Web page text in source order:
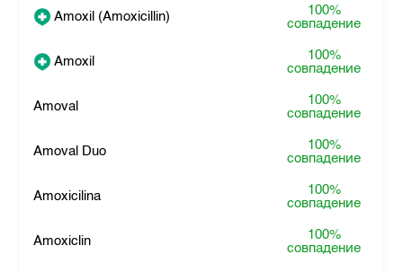
Amoxil (Amoxicillin)
100%
совпадение
Amoxil
100%
совпадение
Amoval
100%
совпадение
Amoval Duo
100%
совпадение
Amoxicilina
100%
совпадение
Amoxiclin
100%
совпадение